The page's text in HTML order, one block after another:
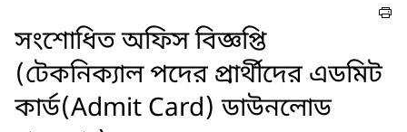
সংশোধিত অফিস বিজ্ঞপ্তি
(টেকনিক্যাল পদের প্রার্থীদের এডমিট
কার্ড(Admit Card) ডাউনলোড